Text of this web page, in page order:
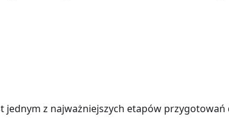
z najważniejszych etapów przygotowań